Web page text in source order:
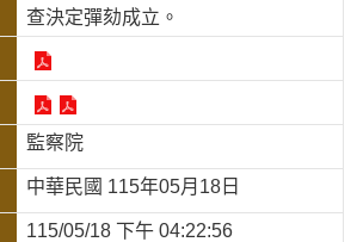
查決定彈劾成立。
監察院
中華民國 115年05月18日
115/05/18 下午 04:22:56